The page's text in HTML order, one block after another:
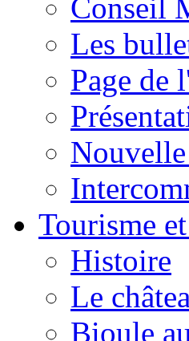
Conseil
Les
Page de
Tourisme
Histoire
Le
Bioule